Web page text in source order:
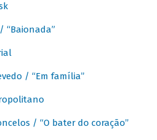
“Baionada”
/ “Em família”
/ “O bater do coração”